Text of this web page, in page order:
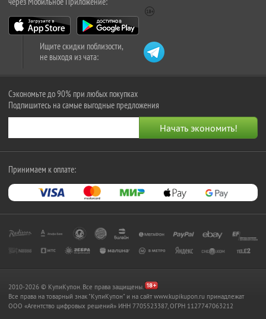
Ищите скидки поблизости,
не выходя из чата:
Сэкономьте до 90% при любых покупках
Подпишитесь на самые выгодные предложения
Принимаем к оплате:
2010-2026 © КупиКупон. Все права защищены.
Все права на товарный знак "КупиКупон" и на сайт www.kupikupon.ru принадлежат
OOO «Агентство цифровых решений» ИНН 7705523387, ОГРН 1127747063212